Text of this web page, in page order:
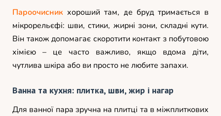
Пароочисник хороший там, де бруд тримається в
мікрорельєфі: шви, стики, жирні зони, складні кути.
Він також допомагає скоротити контакт з побутовою
хімією – це часто важливо, якщо вдома діти,
чутлива шкіра або ви просто не любите запахи.
Ванна та кухня: плитка, шви, жир і нагар
Для ванної пара зручна на плитці та в міжплиткових